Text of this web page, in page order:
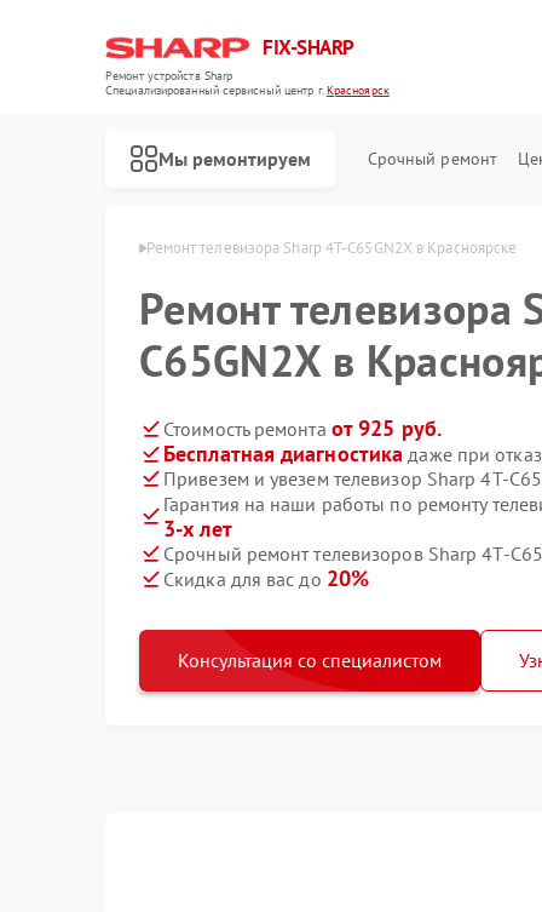
FIX-SHARP
Ремонт устройств Sharp
Специализированный cервисный центр г.Красноярск
Мы ремонтируем Срочный ремонт
Ремонт телевизора Sharp 4T-C65GN2X в Красноярске
Ремонт телевизора
C65GN2X в
Стоимость ремонта от 925 руб.
Бесплатная диагностика даже при
Привезем и увезем телевизор Sharp 4T-
Гарантия на наши работы по ремонту
3-х лет
Срочный ремонт телевизоров Sharp 4T-
Скидка для вас до 20%
Консультация со специалистом